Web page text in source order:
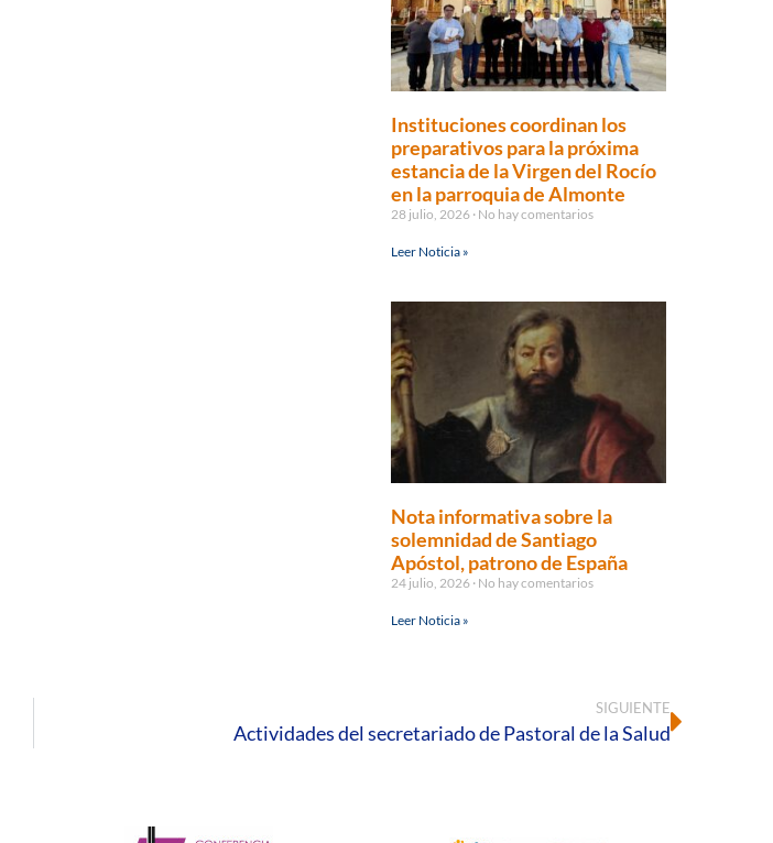
Instituciones coordinan los
preparativos para la próxima
estancia de la Virgen del Rocío
en la parroquia de Almonte
28 julio, 2026 No hay comentarios
Leer Noticia »
Nota informativa sobre la
solemnidad de Santiago
Apóstol, patrono de España
24 julio, 2026 No hay comentarios
Leer Noticia »
SIGUIENTE
Actividades del secretariado de Pastoral de la Salud